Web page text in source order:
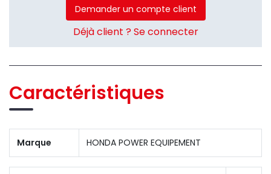
Demander un compte client
Déjà client ? Se connecter
Caractéristiques
Marque HONDA POWER EQUIPEMENT